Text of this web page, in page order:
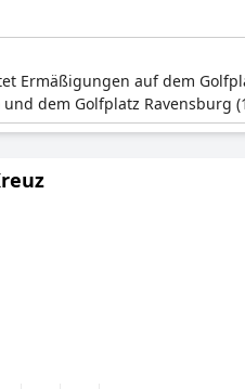
Ermäßigungen auf dem
dem Golfplatz Ravensburg